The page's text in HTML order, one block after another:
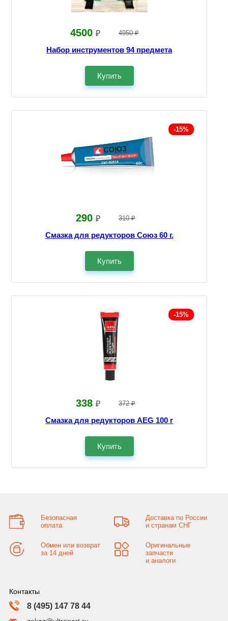
4500 ₽ 4950 ₽
Набор инструментов 94 предмета
Купить
-15%
290 ₽ 310 ₽
Смазка для редукторов Союз 60 г.
Купить
-15%
338 ₽ 372 ₽
Смазка для редукторов AEG 100 г
Купить
Безопасная
оплата
Доставка по России
и странам СНГ
Обмен или возврат
за 14 дней
Оригинальные
запчасти
и аналоги
Контакты
8 (495) 147 78 44